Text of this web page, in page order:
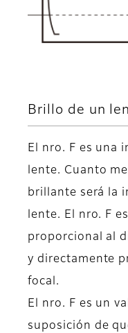
Brillo de un
El nro. F es una
lente. Cuanto
brillante será la
lente. El nro. F
proporcional al
y directamente
focal.
El nro. F es un
suposición de